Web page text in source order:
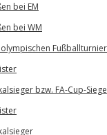
bei EM
bei WM
bzw. FA-Cup-